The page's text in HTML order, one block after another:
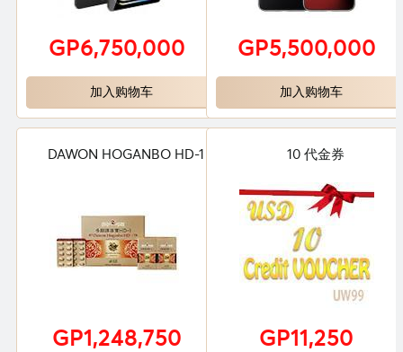
GP6,750,000
加入购物车
GP5,500,000
加入购物车
DAWON HOGANBO HD-1
GP1,248,750
10 代金券
GP11,250